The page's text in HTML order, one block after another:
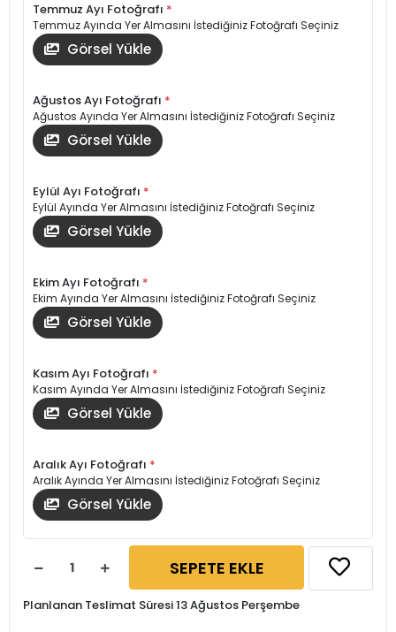
Temmuz Ayı Fotoğrafı *
Temmuz Ayında Yer Almasını İstediğiniz Fotoğrafı Seçiniz
Görsel Yükle
Ağustos Ayı Fotoğrafı *
Ağustos Ayında Yer Almasını İstediğiniz Fotoğrafı Seçiniz
Görsel Yükle
Eylül Ayı Fotoğrafı *
Eylül Ayında Yer Almasını İstediğiniz Fotoğrafı Seçiniz
Görsel Yükle
Ekim Ayı Fotoğrafı *
Ekim Ayında Yer Almasını İstediğiniz Fotoğrafı Seçiniz
Görsel Yükle
Kasım Ayı Fotoğrafı *
Kasım Ayında Yer Almasını İstediğiniz Fotoğrafı Seçiniz
Görsel Yükle
Aralık Ayı Fotoğrafı *
Aralık Ayında Yer Almasını İstediğiniz Fotoğrafı Seçiniz
Görsel Yükle
SEPETE EKLE
Planlanan Teslimat Süresi 13 Ağustos Perşembe